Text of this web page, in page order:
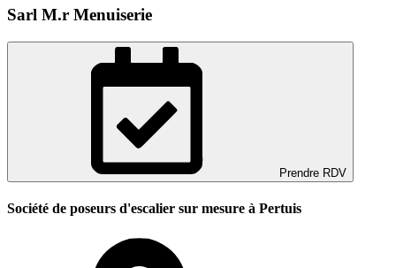
Sarl M.r Menuiserie
Prendre RDV
Société de poseurs d'escalier sur mesure à Pertuis